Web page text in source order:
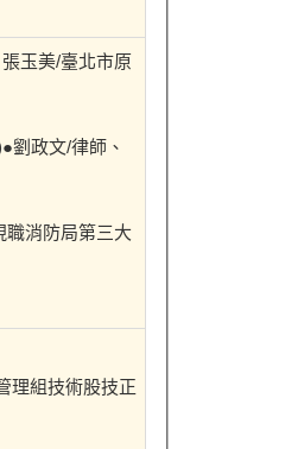
玉美/臺北市原
劉政文/律師、
職消防局第三大
理組技術股技正